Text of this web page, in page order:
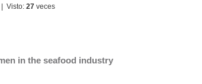
| Visto:27 veces
in the seafood industry